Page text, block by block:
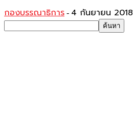
กองบรรณาธิการ - 4 กันยายน 2018